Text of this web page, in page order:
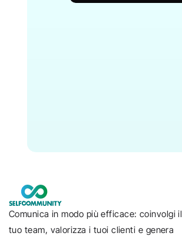
Comunica in modo più efficace: coinvolgi il
tuo team, valorizza i tuoi clienti e genera